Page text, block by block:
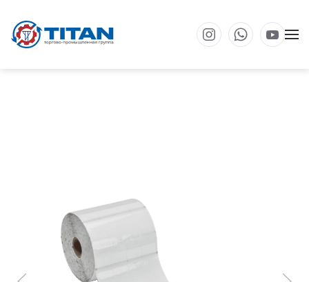
Перейти к основному содержанию